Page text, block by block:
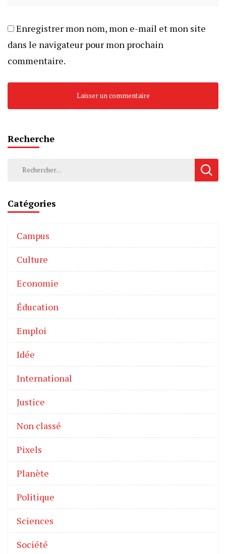
Enregistrer mon nom, mon e-mail et mon site
dans le navigateur pour mon prochain
commentaire.
Recherche
Catégories
Campus
Culture
Economie
Éducation
Emploi
Idée
International
Justice
Non classé
Pixels
Planète
Politique
Sciences
Société